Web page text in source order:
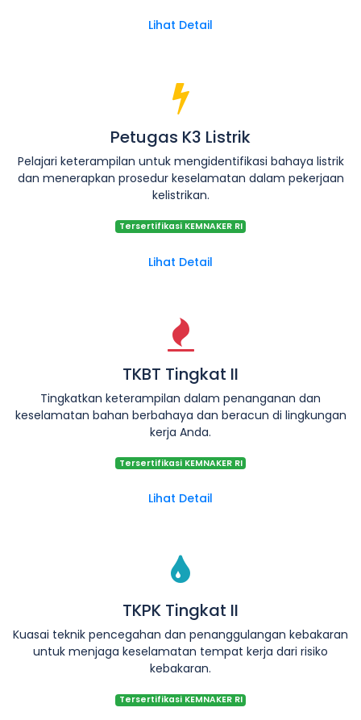
Lihat Detail
Petugas K3 Listrik
Pelajari keterampilan untuk mengidentifikasi bahaya listrik
dan menerapkan prosedur keselamatan dalam pekerjaan
kelistrikan.
Tersertifikasi KEMNAKER RI
Lihat Detail
TKBT Tingkat II
Tingkatkan keterampilan dalam penanganan dan
keselamatan bahan berbahaya dan beracun di lingkungan
kerja Anda.
Tersertifikasi KEMNAKER RI
Lihat Detail
TKPK Tingkat II
Kuasai teknik pencegahan dan penanggulangan kebakaran
untuk menjaga keselamatan tempat kerja dari risiko
kebakaran.
Tersertifikasi KEMNAKER RI